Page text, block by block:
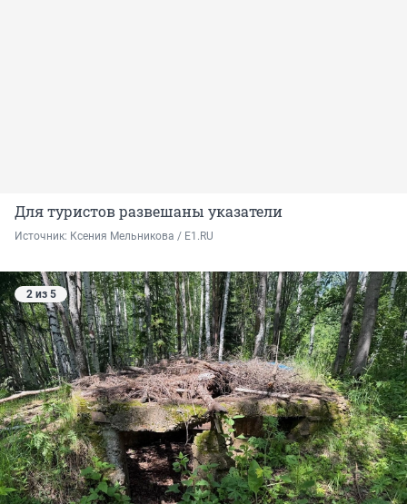
Для туристов развешаны указатели
Источник: Ксения Мельникова / E1.RU
2 из 5